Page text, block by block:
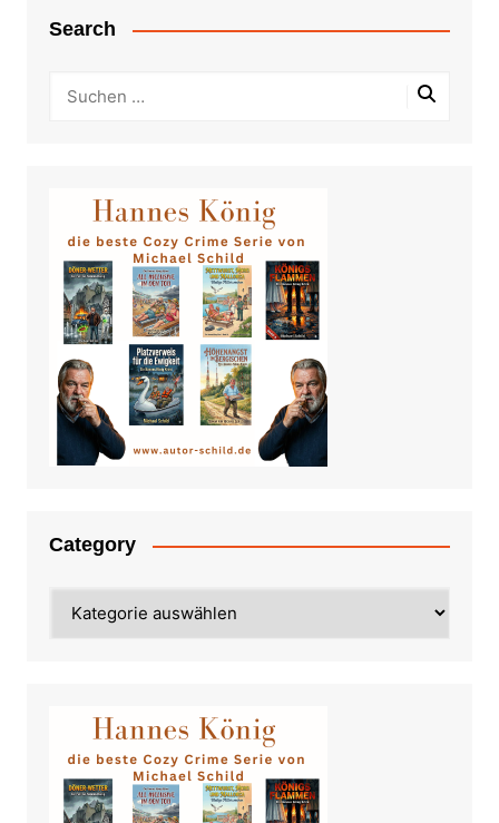
Search
Category